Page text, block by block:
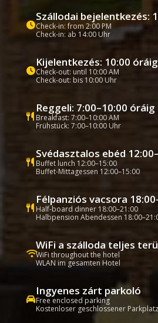
Szállodai bejelentkezés:
Check-in: from 2:00 PM
Check-in: ab 14:00 Uhr
Kijelentkezés: 10:00 óráig
Check-out: until 10:00 AM
Check-out: bis 10:00 Uhr
Reggeli: 7:00–10:00 óráig
Breakfast: 7:00–10:00 AM
Frühstück: 7:00–10:00 Uhr
Svédasztalos ebéd
Buffet lunch 12:00–15:00
Buffet-Mittagessen 12:00–15:00
Félpanziós vacsora
Half-board dinner 18:00–21:00
Halbpension Abendessen
WiFi a szálloda teljes
WiFi throughout the hotel
WLAN im gesamten Hotel
Ingyenes zárt parkoló
Free enclosed parking
Kostenloser geschlossener Parkplatz